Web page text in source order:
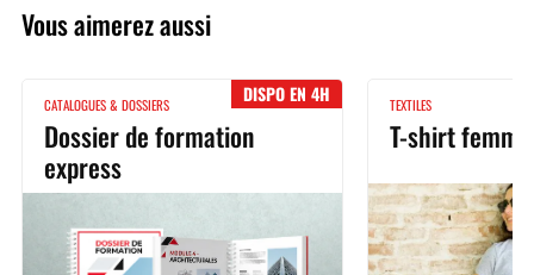
Vous aimerez aussi
DISPO EN 4H
CATALOGUES & DOSSIERS
Dossier de formation
express
TEXTILES
T-shirt